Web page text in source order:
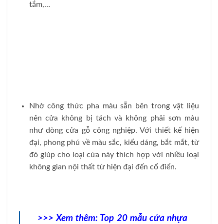
tắm,…
Nhờ công thức pha màu sẵn bên trong vật liệu
nên cửa không bị tách và không phải sơn màu
như dòng cửa gỗ công nghiệp. Với thiết kế hiện
đại, phong phú về màu sắc, kiểu dáng, bắt mắt, từ
đó giúp cho loại cửa này thích hợp với nhiều loại
không gian nội thất từ hiện đại đến cổ điển.
>>> Xem thêm: Top 20 mẫu cửa nhựa